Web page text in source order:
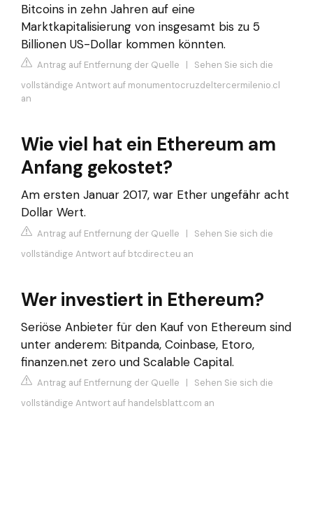
Bitcoins in zehn Jahren auf eine
Marktkapitalisierung von insgesamt bis zu 5
Billionen US-Dollar kommen könnten.
Antrag auf Entfernung der Quelle | Sehen Sie sich die
vollständige Antwort auf monumentocruzdeltercermilenio.cl
an
Wie viel hat ein Ethereum am
Anfang gekostet?
Am ersten Januar 2017, war Ether ungefähr acht
Dollar Wert.
Antrag auf Entfernung der Quelle | Sehen Sie sich die
vollständige Antwort auf btcdirect.eu an
Wer investiert in Ethereum?
Seriöse Anbieter für den Kauf von Ethereum sind
unter anderem: Bitpanda, Coinbase, Etoro,
finanzen.net zero und Scalable Capital.
Antrag auf Entfernung der Quelle | Sehen Sie sich die
vollständige Antwort auf handelsblatt.com an